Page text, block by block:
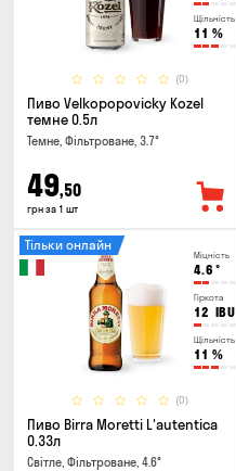
Щільність
11 %
(0)
Пиво Velkopopovicky Kozel
темне 0.5л
Темне, Фільтроване, 3.7°
49,50
грн за 1 шт
Міцність
4.6 °
Гіркота
12 IBU
Щільність
11 %
(0)
Тільки онлайн
Пиво Birra Moretti L'autentica
0.33л
Світле, Фільтроване, 4.6°